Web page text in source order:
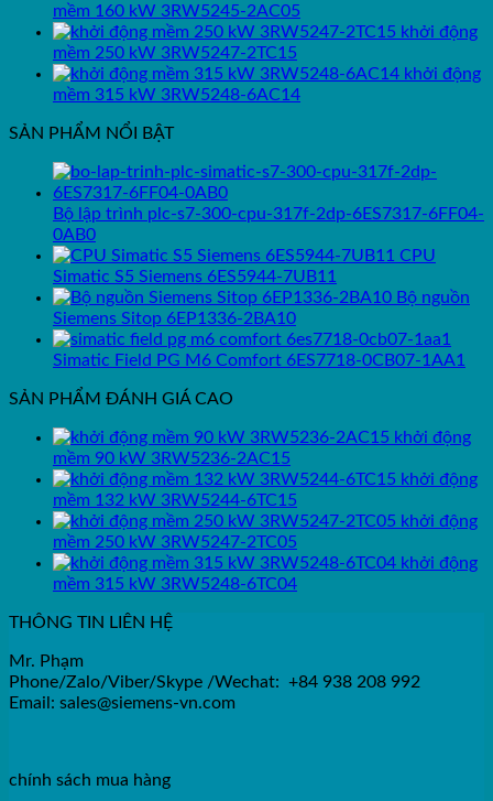
mềm 160 kW 3RW5245-2AC05
khởi động
mềm 250 kW 3RW5247-2TC15
khởi động
mềm 315 kW 3RW5248-6AC14
SẢN PHẨM NỔI BẬT
Bộ lập trình plc-s7-300-cpu-317f-2dp-6ES7317-6FF04-
0AB0
CPU
Simatic S5 Siemens 6ES5944-7UB11
Bộ nguồn
Siemens Sitop 6EP1336-2BA10
Simatic Field PG M6 Comfort 6ES7718-0CB07-1AA1
SẢN PHẨM ĐÁNH GIÁ CAO
khởi động
mềm 90 kW 3RW5236-2AC15
khởi động
mềm 132 kW 3RW5244-6TC15
khởi động
mềm 250 kW 3RW5247-2TC05
khởi động
mềm 315 kW 3RW5248-6TC04
THÔNG TIN LIÊN HỆ
Mr. Phạm
Phone/Zalo/Viber/Skype /Wechat: +84 938 208 992
Email: sales@siemens-vn.com
chính sách mua hàng